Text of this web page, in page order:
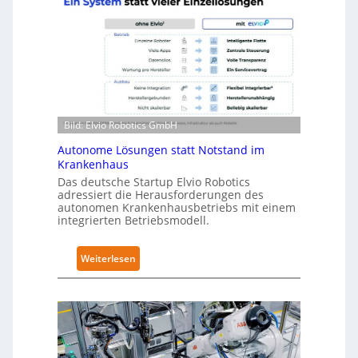
l
-
-
Z
e
r
t
f
i
z
e
r
u
n
g
n
a
a
R
o
o
t
c
r
w
e
i
t
e
r
g
l
o
Bild: Elvio Robotics GmbH
Autonome Lösungen statt Notstand im
Krankenhaus
Das deutsche Startup Elvio Robotics
adressiert die Herausforderungen des
autonomen Krankenhausbetriebs mit einem
integrierten Betriebsmodell.
Weiterlesen:
A
t
o
n